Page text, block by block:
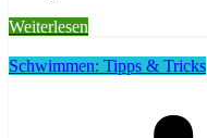
Weiterlesen
Schwimmen: Tipps & Tricks